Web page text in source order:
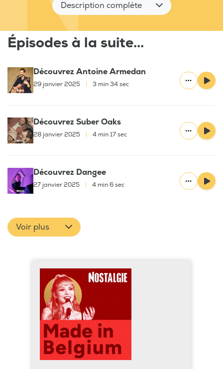
Description complète
Épisodes à la suite...
Découvrez Antoine Armedan
29 janvier 2025 3 min 34 sec
Découvrez Suber Oaks
28 janvier 2025 4 min 17 sec
Découvrez Dangee
27 janvier 2025 4 min 6 sec
Voir plus